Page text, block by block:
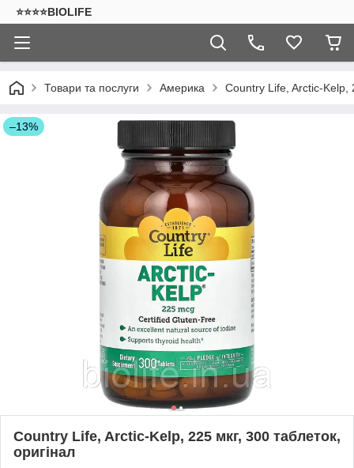
⭐⭐⭐⭐BIOLIFE
Товари та послуги Америка Country Life, Arctic-Kelp,
–13%
Country Life, Arctic-Kelp, 225 мкг, 300 таблеток,
оригінал